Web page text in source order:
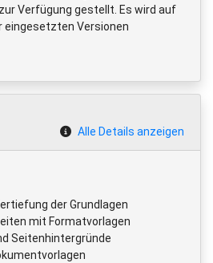
Verfügung gestellt. Es wird auf
eingesetzten Versionen
Alle Details anzeigen
der Grundlagen
mit Formatvorlagen
Seitenhintergründe